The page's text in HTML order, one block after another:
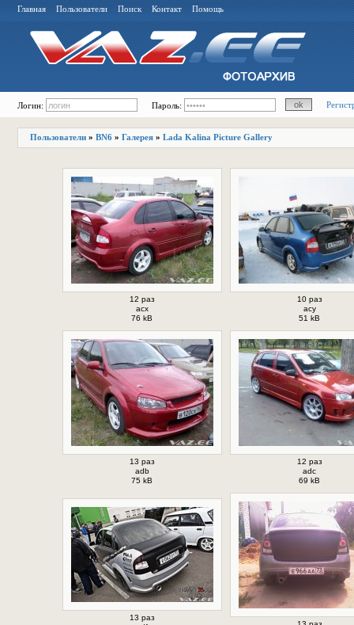
Главная Пользователи Поиск Контакт Помощь
Логин: Пароль:
Пользователи » BN6 » Галерея » Lada Kalina Picture Gallery
12 раз
acx
76 kB
10 раз
acy
51 kB
13 раз
adb
75 kB
12 раз
adc
69 kB
13 раз